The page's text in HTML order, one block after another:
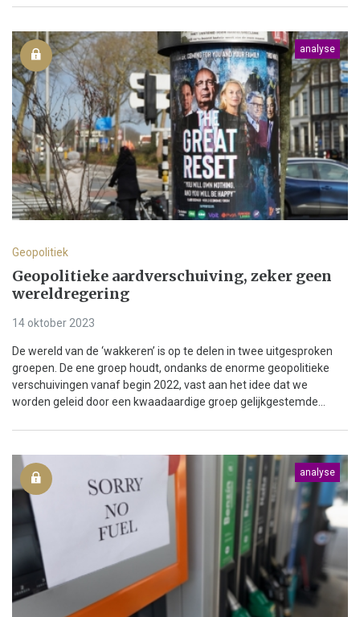
analyse
Geopolitiek
Geopolitieke aardverschuiving, zeker geen
wereldregering
14 oktober 2023
De wereld van de ‘wakkeren’ is op te delen in twee uitgesproken
groepen. De ene groep houdt, ondanks de enorme geopolitieke
verschuivingen vanaf begin 2022, vast aan het idee dat we
worden geleid door een kwaadaardige groep gelijkgestemde...
analyse